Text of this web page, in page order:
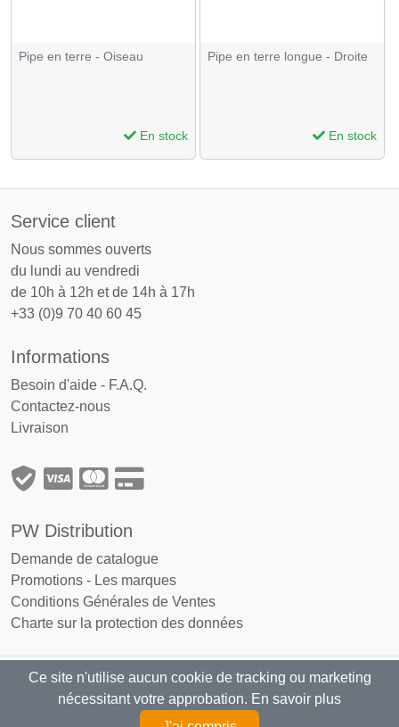
Pipe en terre - Oiseau
En stock
Pipe en terre longue - Droite
En stock
Service client
Nous sommes ouverts
du lundi au vendredi
de 10h à 12h et de 14h à 17h
+33 (0)9 70 40 60 45
Informations
Besoin d'aide - F.A.Q.
Contactez-nous
Livraison
PW Distribution
Demande de catalogue
Promotions - Les marques
Conditions Générales de Ventes
Charte sur la protection des données
PW Distribution : Grossiste, distributeur
Ce site n'utilise aucun cookie de tracking ou marketing
nécessitant votre approbation. En savoir plus